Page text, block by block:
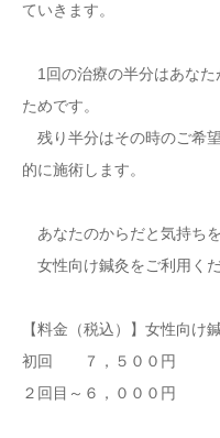
ていきます。
1回の治療の半分はあなた
ためです。
残り半分はその時のご希
的に施術します。
あなたのからだと気持ち
女性向け鍼灸をご利用くだ
【料金（税込）】女性向け
初回 ７，５００円
２回目～６，０００円